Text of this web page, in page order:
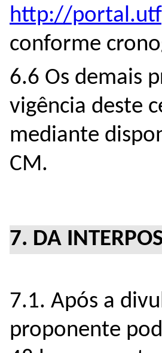
http://
conforme
6.6 Os demais
vigência deste
mediante
CM.
7. DA
7.1. Após a
proponente